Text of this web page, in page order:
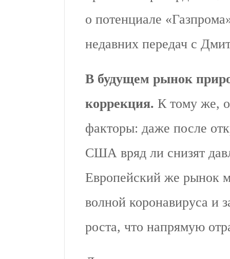
о потенциале
недавних передач с
В будущем рынок
коррекция. К тому же,
факторы: даже после
США вряд ли снизят
Европейский же рынок
волной коронавируса и
роста, что напрямую